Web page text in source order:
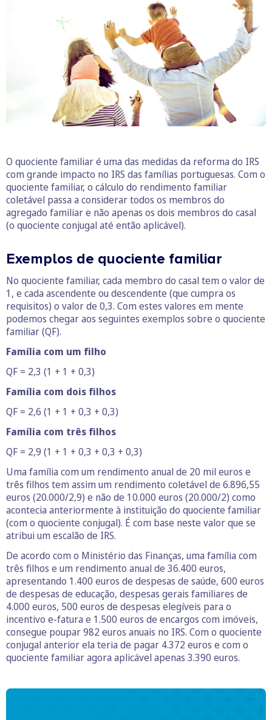
O quociente familiar é uma das medidas da reforma do IRS
com grande impacto no IRS das famílias portuguesas. Com o
quociente familiar, o cálculo do rendimento familiar
coletável passa a considerar todos os membros do
agregado familiar e não apenas os dois membros do casal
(o quociente conjugal até então aplicável).
Exemplos de quociente familiar
No quociente familiar, cada membro do casal tem o valor de
1, e cada ascendente ou descendente (que cumpra os
requisitos) o valor de 0,3. Com estes valores em mente
podemos chegar aos seguintes exemplos sobre o quociente
familiar (QF).
Família com um filho
QF = 2,3 (1 + 1 + 0,3)
Família com dois filhos
QF = 2,6 (1 + 1 + 0,3 + 0,3)
Família com três filhos
QF = 2,9 (1 + 1 + 0,3 + 0,3 + 0,3)
Uma família com um rendimento anual de 20 mil euros e
três filhos tem assim um rendimento coletável de 6.896,55
euros (20.000/2,9) e não de 10.000 euros (20.000/2) como
acontecia anteriormente à instituição do quociente familiar
(com o quociente conjugal). É com base neste valor que se
atribui um escalão de IRS.
De acordo com o Ministério das Finanças, uma família com
três filhos e um rendimento anual de 36.400 euros,
apresentando 1.400 euros de despesas de saúde, 600 euros
de despesas de educação, despesas gerais familiares de
4.000 euros, 500 euros de despesas elegíveis para o
incentivo e-fatura e 1.500 euros de encargos com imóveis,
consegue poupar 982 euros anuais no IRS. Com o quociente
conjugal anterior ela teria de pagar 4.372 euros e com o
quociente familiar agora aplicável apenas 3.390 euros.